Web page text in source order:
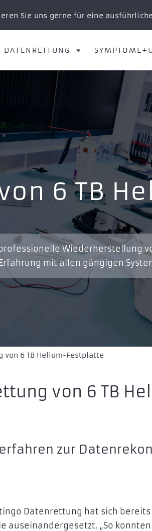
Sie uns gerne für eine
DATENRETTUNG
6 TB
Wiederherstellung
Erfahrung mit allen gängigen
von 6 TB Helium-Festplatte
von 6 TB
zur
Datenrettung hat sich bereits
„So